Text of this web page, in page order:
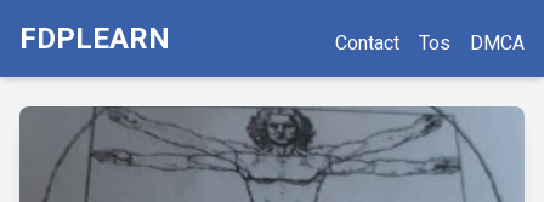
FDPLEARN Contact Tos DMCA